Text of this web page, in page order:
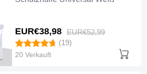
EUR€38,98 EUR€52,99
(19)
20 Verkauft